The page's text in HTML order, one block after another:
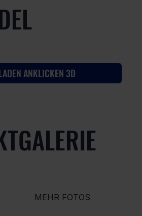
ANKLICKEN 3D
MEHR FOTOS